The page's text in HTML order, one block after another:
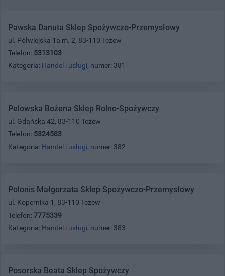
Pawska Danuta Sklep Spożywczo-Przemysłowy
ul. Półwiejska 1a m. 2, 83-110 Tczew
Telefon: 5313103
Kategoria: Handel i usługi, numer: 381
Pelowska Bożena Sklep Rolno-Spożywczy
ul. Gdańska 42, 83-110 Tczew
Telefon: 5324583
Kategoria: Handel i usługi, numer: 382
Polonis Małgorzata Sklep Spożywczo-Przemysłowy
ul. Kopernika 1, 83-110 Tczew
Telefon: 7775339
Kategoria: Handel i usługi, numer: 383
Posorska Beata Sklep Spożywczy